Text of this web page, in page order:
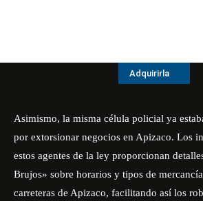
Adquirirla
Asimismo, la misma célula policial ya
por extorsionar negocios en Apizaco. Los
estos agentes de la ley proporcionan
Brujos» sobre horarios y tipos de
carreteras de Apizaco, facilitando así los